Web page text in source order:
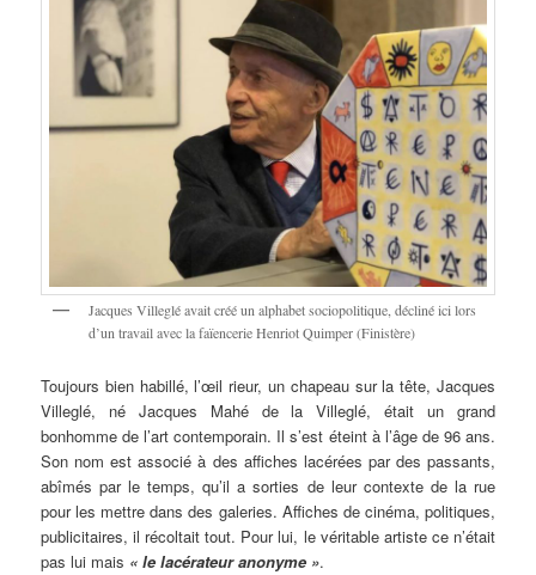
Jacques Villeglé avait créé un alphabet sociopolitique, décliné ici lors
d’un travail avec la faïencerie Henriot Quimper (Finistère)
Toujours bien habillé, l’œil rieur, un chapeau sur la tête, Jacques
Villeglé, né Jacques Mahé de la Villeglé, était un grand
bonhomme de l’art contemporain. Il s’est éteint à l’âge de 96 ans.
Son nom est associé à des affiches lacérées par des passants,
abîmés par le temps, qu’il a sorties de leur contexte de la rue
pour les mettre dans des galeries. Affiches de cinéma, politiques,
publicitaires, il récoltait tout. Pour lui, le véritable artiste ce n’était
pas lui mais « le lacérateur anonyme ».